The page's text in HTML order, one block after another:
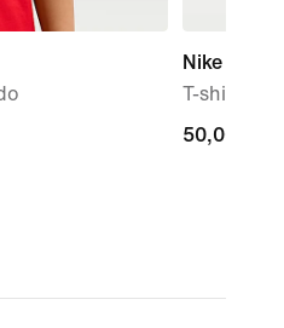
Nike
T-shirt de
50,00 $
50,00 $